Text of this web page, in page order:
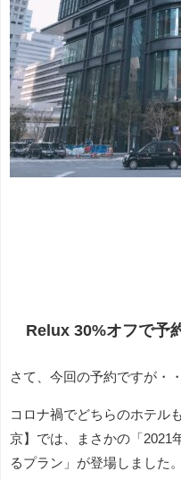
Relux 30%オフで予
さて、今回の予約ですが・
コロナ禍でどちらのホテル
京】では、まさかの「2021
るプラン」が登場しました。